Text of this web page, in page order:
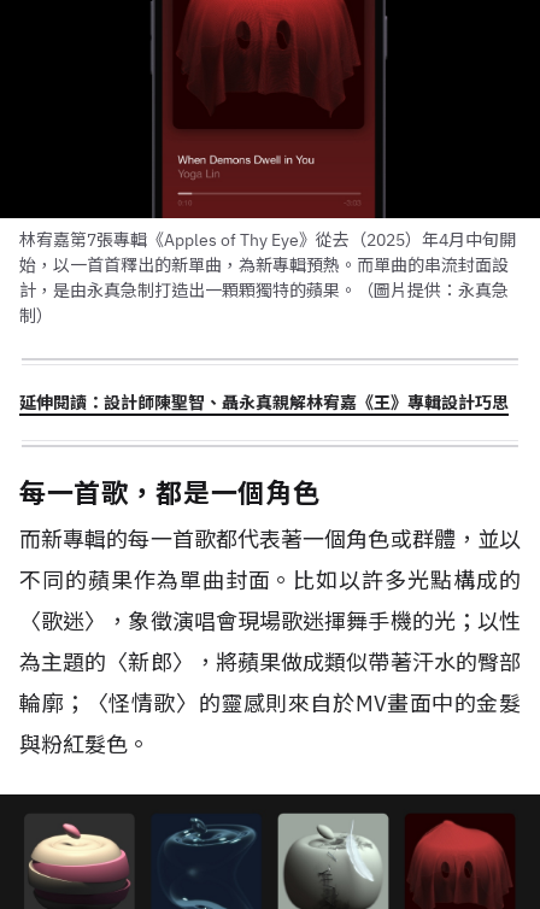
林宥嘉第7張專輯《Apples of Thy Eye》從去（2025）年4月中旬開
始，以一首首釋出的新單曲，為新專輯預熱。而單曲的串流封面設
計，是由永真急制打造出一顆顆獨特的蘋果。（圖片提供：永真急
制）
延伸閱讀：設計師陳聖智、聶永真親解林宥嘉《王》專輯設計巧思
每一首歌，都是一個角色
而新專輯的每一首歌都代表著一個角色或群體，並以
不同的蘋果作為單曲封面。比如以許多光點構成的
〈歌迷〉，象徵演唱會現場歌迷揮舞手機的光；以性
為主題的〈新郎〉，將蘋果做成類似帶著汗水的臀部
輪廓；〈怪情歌〉的靈感則來自於MV畫面中的金髮
與粉紅髮色。